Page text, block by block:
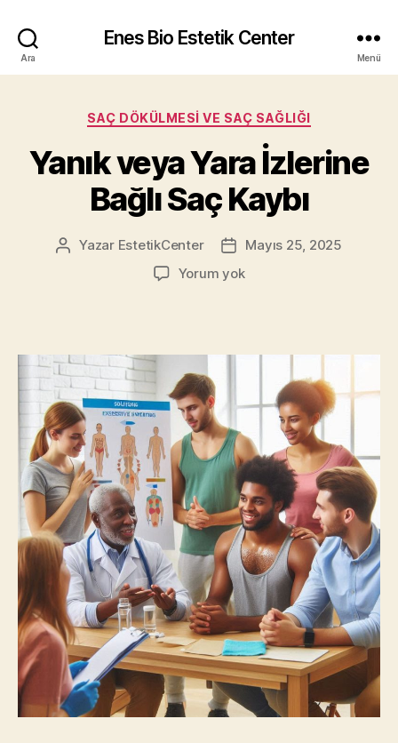
Ara
Enes Bio Estetik Center
Menü
Kategoriler
SAÇ DÖKÜLMESI VE SAÇ SAĞLIĞI
Yanık veya Yara İzlerine
Bağlı Saç Kaybı
Yazının
Yazar EstetikCenter
Yazı
tarihi
Mayıs 25, 2025
Yorum yokYanık
Kaybı